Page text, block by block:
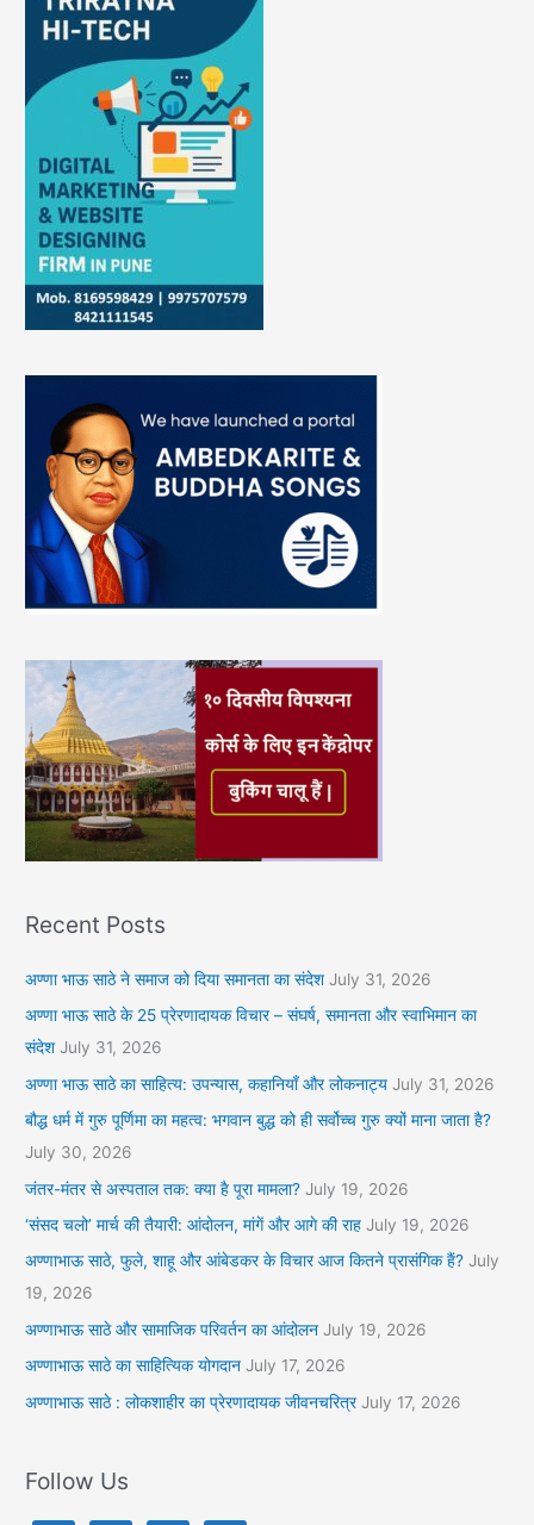
Recent Posts
अण्णा भाऊ साठे ने समाज को दिया समानता का संदेश July 31, 2026
अण्णा भाऊ साठे के 25 प्रेरणादायक विचार – संघर्ष, समानता और स्वाभिमान का
संदेश July 31, 2026
अण्णा भाऊ साठे का साहित्य: उपन्यास, कहानियाँ और लोकनाट्य July 31, 2026
बौद्ध धर्म में गुरु पूर्णिमा का महत्व: भगवान बुद्ध को ही सर्वोच्च गुरु क्यों माना जाता है?
July 30, 2026
जंतर-मंतर से अस्पताल तक: क्या है पूरा मामला? July 19, 2026
‘संसद चलो’ मार्च की तैयारी: आंदोलन, मांगें और आगे की राह July 19, 2026
अण्णाभाऊ साठे, फुले, शाहू और आंबेडकर के विचार आज कितने प्रासंगिक हैं? July
19, 2026
अण्णाभाऊ साठे और सामाजिक परिवर्तन का आंदोलन July 19, 2026
अण्णाभाऊ साठे का साहित्यिक योगदान July 17, 2026
अण्णाभाऊ साठे : लोकशाहीर का प्रेरणादायक जीवनचरित्र July 17, 2026
Follow Us